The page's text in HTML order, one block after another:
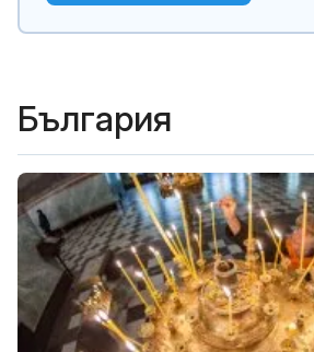
България